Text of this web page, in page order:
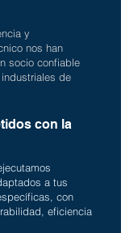
y
nos han
socio confiable
de
con la
a tus
con
eficiencia